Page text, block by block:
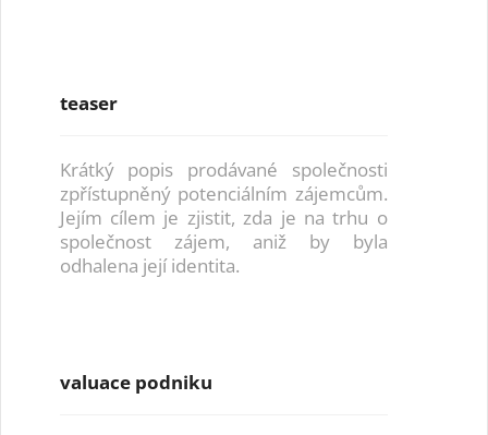
teaser
Krátký popis prodávané společnosti
zpřístupněný potenciálním zájemcům.
Jejím cílem je zjistit, zda je na trhu o
společnost zájem, aniž by byla
odhalena její identita.
valuace podniku